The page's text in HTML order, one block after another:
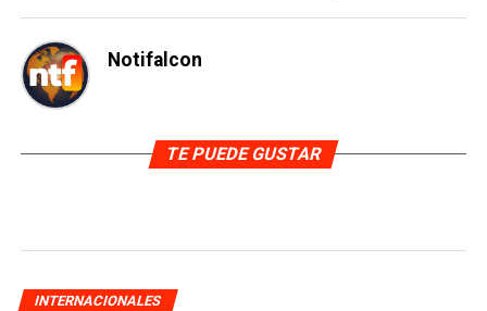
Notifalcon
TE PUEDE GUSTAR
INTERNACIONALES